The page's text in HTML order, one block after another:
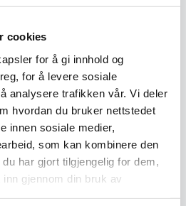
cookies
for å gi innhold og
for å levere sosiale
analysere trafikken vår. Vi deler
hvordan du bruker nettstedet
innen sosiale medier,
som kan kombinere den
har gjort tilgjengelig for dem,
gjennom din bruk av
et teppe har, desto mer
materialvalg og
rolle i vurderingen av et teppes
håndknyttede tepper kan gå i
levetid